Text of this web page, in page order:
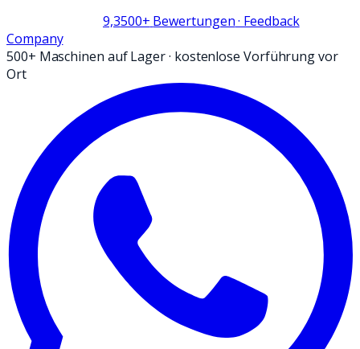
9,3500+ Bewertungen· Feedback
Company
500+ Maschinen auf Lager· kostenlose Vorführung vor
Ort